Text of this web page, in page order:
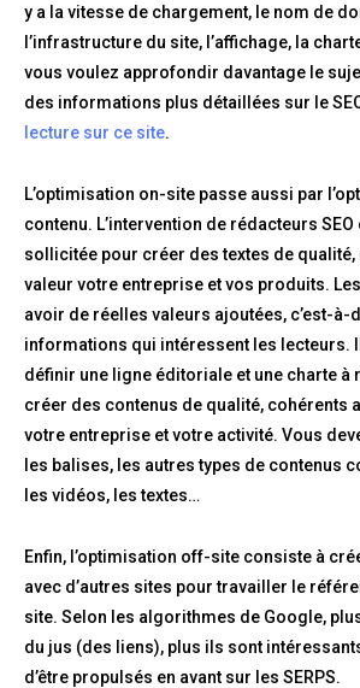
y a la vitesse de chargement, le nom de
l’infrastructure du site, l’affichage, la
vous voulez approfondir davantage le
des informations plus détaillées sur le
lecture sur ce site.
L’optimisation on-site passe aussi par
contenu. L’intervention de rédacteurs
sollicitée pour créer des textes de qualité,
valeur votre entreprise et vos produits.
avoir de réelles valeurs ajoutées, c’est-à-
informations qui intéressent les lecteurs.
définir une ligne éditoriale et une charte à
créer des contenus de qualité, cohérents
votre entreprise et votre activité. Vous
les balises, les autres types de contenus
les vidéos, les textes…
Enfin, l’optimisation off-site consiste à
avec d’autres sites pour travailler le
site. Selon les algorithmes de Google,
du jus (des liens), plus ils sont
d’être propulsés en avant sur les SERPS.